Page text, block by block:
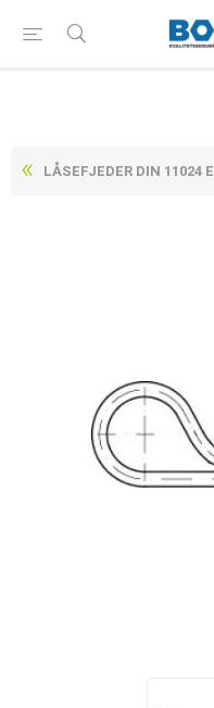
LÅSEFJEDER DIN 11024 ELFORZINKET STÅL, SINGLE TYPE 2 (200 STK)